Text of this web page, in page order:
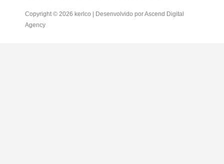
Copyright © 2026 kerlco | Desenvolvido por Ascend Digital
Agency